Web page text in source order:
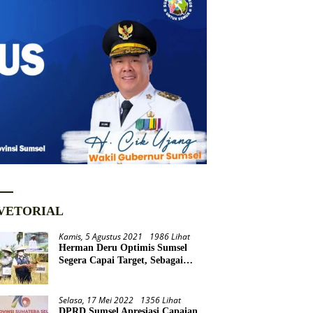
Kamis, 5 Agustus 2021 1986 Lihat
Herman Deru Optimis Sumsel
Segera Capai Target, Sebagai
Selasa, 17 Mei 2022 1356 Lihat